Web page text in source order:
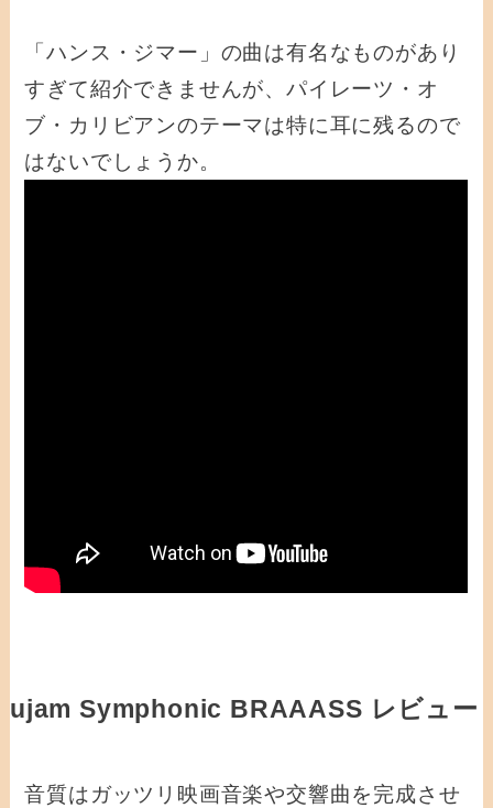
「ハンス・ジマー」の曲は有名なものがあり
すぎて紹介できませんが、パイレーツ・オ
ブ・カリビアンのテーマは特に耳に残るので
はないでしょうか。
ujam Symphonic BRAAASS レビュー
音質はガッツリ映画音楽や交響曲を完成させ